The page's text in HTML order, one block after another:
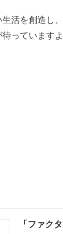
活を創造し
っていますよ
「ファク